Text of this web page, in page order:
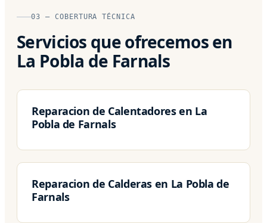
03 — COBERTURA TÉCNICA
Servicios que ofrecemos en
La Pobla de Farnals
Reparacion de Calentadores en La
Pobla de Farnals
Reparacion de Calderas en La Pobla de
Farnals